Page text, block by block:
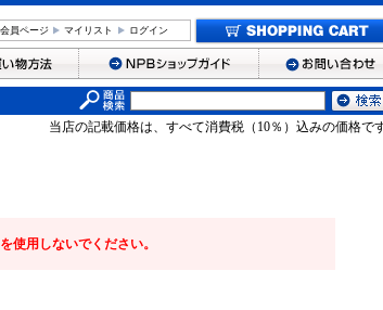
会員ページ マイリスト ログイン
当店の記載価格は、すべて消費税（10％）込みの価格です
使用しないでください。